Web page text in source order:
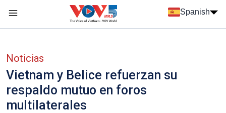
Spanish
Noticias
Vietnam y Belice refuerzan su
respaldo mutuo en foros
multilaterales